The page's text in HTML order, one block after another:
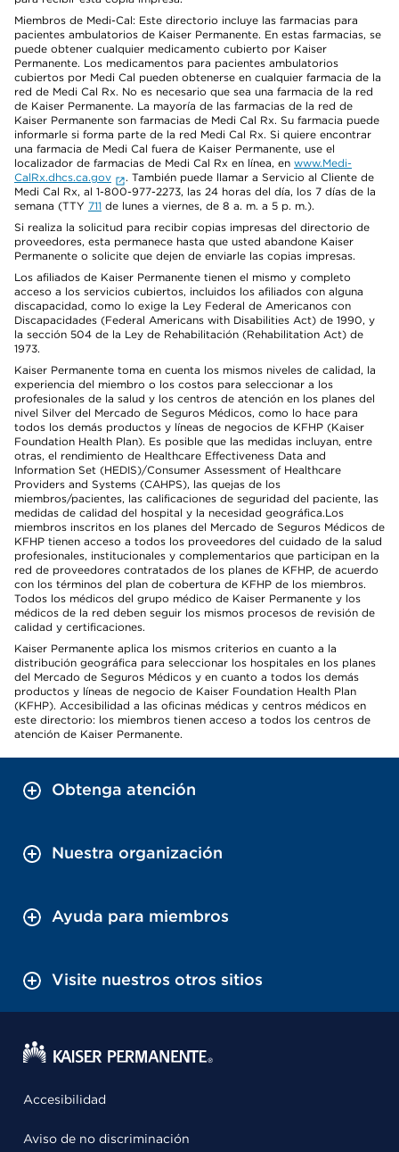
Miembros de Medi-Cal: Este directorio incluye las farmacias para
pacientes ambulatorios de Kaiser Permanente. En estas farmacias, se
puede obtener cualquier medicamento cubierto por Kaiser
Permanente. Los medicamentos para pacientes ambulatorios
cubiertos por Medi Cal pueden obtenerse en cualquier farmacia de la
red de Medi Cal Rx. No es necesario que sea una farmacia de la red
de Kaiser Permanente. La mayoría de las farmacias de la red de
Kaiser Permanente son farmacias de Medi Cal Rx. Su farmacia puede
informarle si forma parte de la red Medi Cal Rx. Si quiere encontrar
una farmacia de Medi Cal fuera de Kaiser Permanente, use el
localizador de farmacias de Medi Cal Rx en línea, en www.Medi-
CalRx.dhcs.ca.gov
. También puede llamar a Servicio al Cliente de
Medi Cal Rx, al 1-800-977-2273, las 24 horas del día, los 7 días de la
semana (TTY 711 de lunes a viernes, de 8 a. m. a 5 p. m.).
Si realiza la solicitud para recibir copias impresas del directorio de
proveedores, esta permanece hasta que usted abandone Kaiser
Permanente o solicite que dejen de enviarle las copias impresas.
Los afiliados de Kaiser Permanente tienen el mismo y completo
acceso a los servicios cubiertos, incluidos los afiliados con alguna
discapacidad, como lo exige la Ley Federal de Americanos con
Discapacidades (Federal Americans with Disabilities Act) de 1990, y
la sección 504 de la Ley de Rehabilitación (Rehabilitation Act) de
1973.
Kaiser Permanente toma en cuenta los mismos niveles de calidad, la
experiencia del miembro o los costos para seleccionar a los
profesionales de la salud y los centros de atención en los planes del
nivel Silver del Mercado de Seguros Médicos, como lo hace para
todos los demás productos y líneas de negocios de KFHP (Kaiser
Foundation Health Plan). Es posible que las medidas incluyan, entre
otras, el rendimiento de Healthcare Effectiveness Data and
Information Set (HEDIS)/Consumer Assessment of Healthcare
Providers and Systems (CAHPS), las quejas de los
miembros/pacientes, las calificaciones de seguridad del paciente, las
medidas de calidad del hospital y la necesidad geográfica.Los
miembros inscritos en los planes del Mercado de Seguros Médicos de
KFHP tienen acceso a todos los proveedores del cuidado de la salud
profesionales, institucionales y complementarios que participan en la
red de proveedores contratados de los planes de KFHP, de acuerdo
con los términos del plan de cobertura de KFHP de los miembros.
Todos los médicos del grupo médico de Kaiser Permanente y los
médicos de la red deben seguir los mismos procesos de revisión de
calidad y certificaciones.
Kaiser Permanente aplica los mismos criterios en cuanto a la
distribución geográfica para seleccionar los hospitales en los planes
del Mercado de Seguros Médicos y en cuanto a todos los demás
productos y líneas de negocio de Kaiser Foundation Health Plan
(KFHP). Accesibilidad a las oficinas médicas y centros médicos en
este directorio: los miembros tienen acceso a todos los centros de
atención de Kaiser Permanente.
Obtenga atención
Nuestra organización
Ayuda para miembros
Visite nuestros otros sitios
Accesibilidad
Aviso de no discriminación